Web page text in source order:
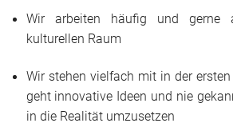
Impressum
Wir arbeiten häufig und
kulturellen Raum
Wir stehen vielfach mit in der
geht innovative Ideen und nie
in die Realität umzusetzen